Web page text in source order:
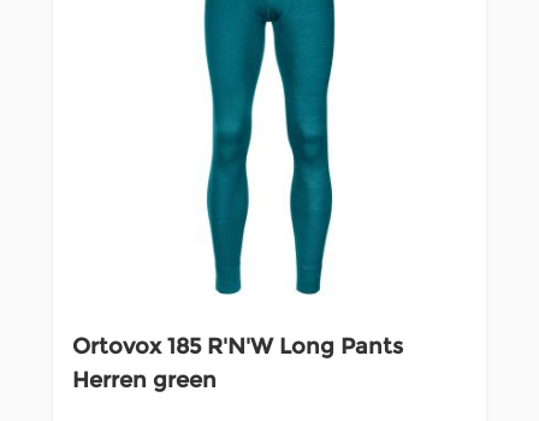
Ortovox 185 R'N'W Long Pants
Herren green